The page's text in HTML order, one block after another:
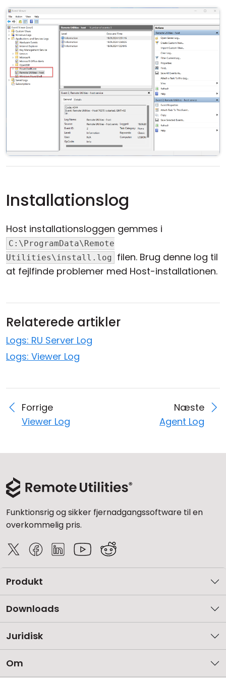
Installationslog
Host installationsloggen gemmes i
C:\ProgramData\Remote
Utilities\install.log
filen. Brug denne log til
at fejlfinde problemer med Host-installationen.
Relaterede artikler
Logs: RU Server Log
Logs: Viewer Log
Forrige
Viewer Log
Næste
Agent Log
Funktionsrig og sikker fjernadgangssoftware til en
overkommelig pris.
Produkt
Downloads
Juridisk
Om